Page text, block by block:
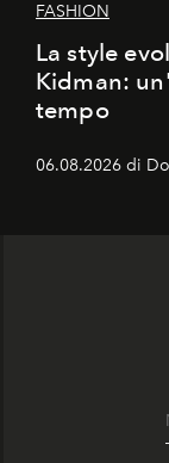
FASHION
La style
Kidman:
tempo
06.08.2026 di